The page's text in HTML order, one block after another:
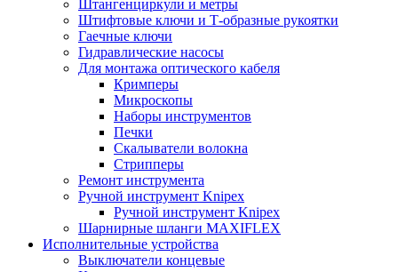
Штангенциркули и метры
Штифтовые ключи и Т-образные рукоятки
Гаечные ключи
Гидравлические насосы
Для монтажа оптического кабеля
Кримперы
Микроскопы
Наборы инструментов
Печки
Скалыватели волокна
Стрипперы
Ремонт инструмента
Ручной инструмент Knipex
Ручной инструмент Knipex
Шарнирные шланги MAXIFLEX
Исполнительные устройства
Выключатели концевые